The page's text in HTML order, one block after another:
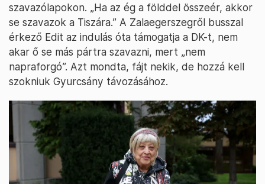
szavazólapokon. „Ha az ég a földdel összeér, akkor
se szavazok a Tiszára.” A Zalaegerszegről busszal
érkező Edit az indulás óta támogatja a DK-t, nem
akar ő se más pártra szavazni, mert „nem
napraforgó”. Azt mondta, fájt nekik, de hozzá kell
szokniuk Gyurcsány távozásához.